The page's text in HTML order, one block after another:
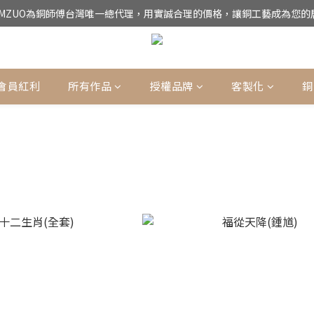
公司電話(02)27852017，門市為預約制【請點我】
為銅師傅台灣唯一總代理，用實誠合理的價格，讓銅工藝成為您的
公司電話(02)27852017，門市為預約制【請點我】
員紅利 所有作品 授權品牌 客製化